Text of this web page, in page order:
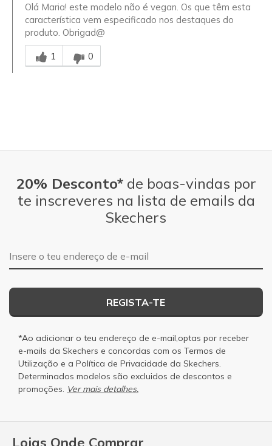
Olá Maria! este modelo não é vegan. Os que têm esta
característica vem especificado nos destaques do
produto. Obrigad@
Essa resposta foi útil para você
1
0
Lojas Onde Comprar
20% Desconto*de boas-vindas por
te inscreveres na lista de emails da
Skechers
Endereço de e-mail
REGISTA-TE
*Ao adicionar o teu endereço de e-mail,optas por receber
e-mails da Skechers e concordas com os Termos de
Utilização e a Política de Privacidade da Skechers.
Determinados modelos são excluidos de descontos e
promoções. Ver mais detalhes.